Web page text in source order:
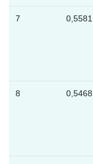
7 0,5581
8 0,5468